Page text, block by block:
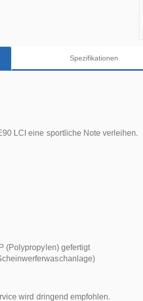
Spezifikationen
LCI eine sportliche Note verleihen.
(Polypropylen) gefertigt
wird dringend empfohlen.